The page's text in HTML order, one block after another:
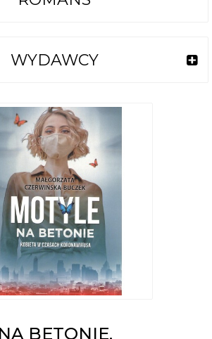
WYDAWCY
BETONIE.